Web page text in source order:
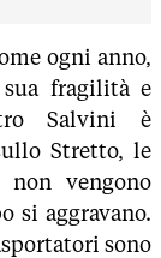
ogni anno,
fragilità e
Salvini è
Stretto, le
vengono
si aggravano.
sono